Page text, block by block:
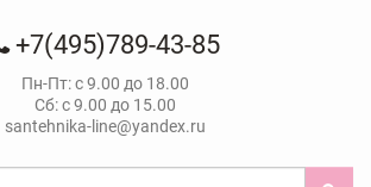
+7(495)789-43-85
Пн-Пт: с 9.00 до 18.00
Сб: с 9.00 до 15.00
santehnika-line@yandex.ru